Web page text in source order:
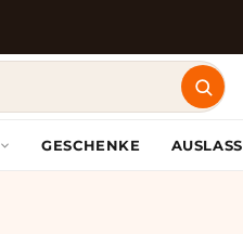
GESCHENKE AUSLASS